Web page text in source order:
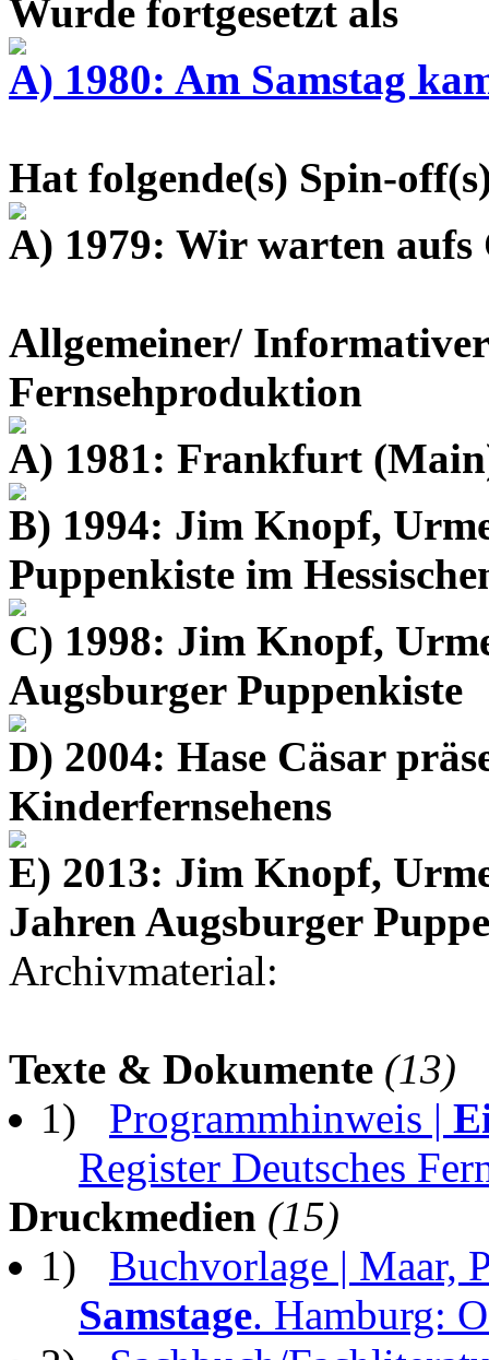
Wurde fortgesetzt als
A) 1980: Am Samstag
Hat folgende(s) Spin-
A) 1979: Wir warten
Allgemeiner/
Fernsehproduktion
A) 1981: Frankfurt
B) 1994: Jim Knopf,
Puppenkiste im
C) 1998: Jim Knopf,
Augsburger Puppenkiste
D) 2004: Hase Cäsar
Kinderfernsehens
E) 2013: Jim Knopf,
Jahren Augsburger
Archivmaterial:
Texte & Dokumente (13)
1) Programmhinweis |
Register Deutsches
Druckmedien (15)
1) Buchvorlage | Maar,
Samstage. Hamburg: